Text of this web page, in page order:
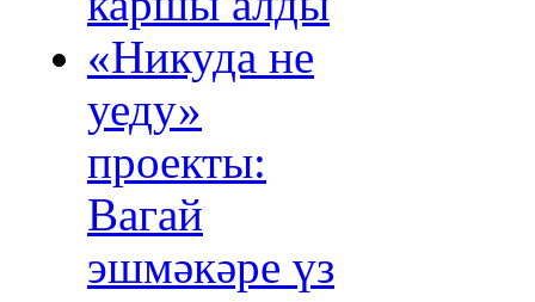
«Никуда не
уеду»
проекты:
Вагай
эшмәкәре үз